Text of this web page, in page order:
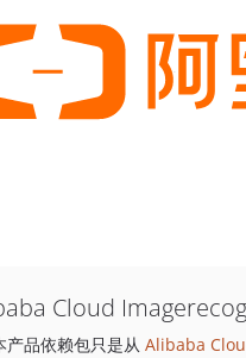
Cloud
产品依赖包只是从 Alibaba